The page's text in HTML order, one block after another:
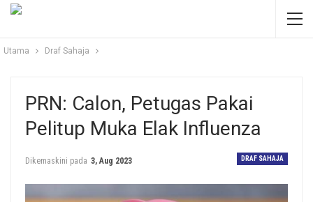
Utama Draf Sahaja
PRN: Calon, Petugas Pakai
Pelitup Muka Elak Influenza
DRAF SAHAJA
Dikemaskini pada 3, Aug 2023